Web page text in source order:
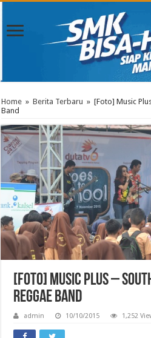
Home » Berita Terbaru » [Foto] Music
Band
[Foto] Music Plus –
Reggae Band
admin 10/10/2015 1,252